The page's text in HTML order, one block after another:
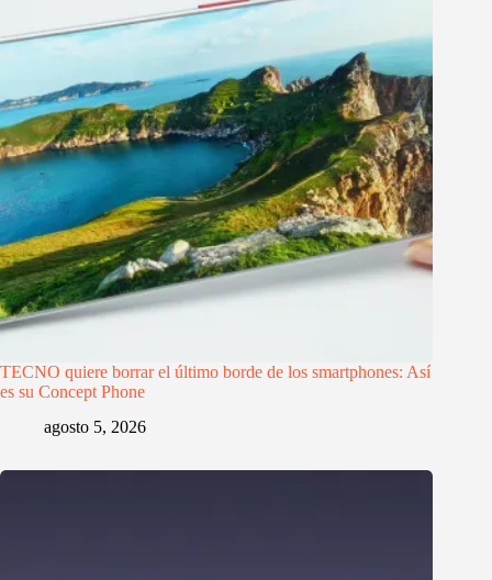
TECNO quiere borrar el último borde de los smartphones: Así
es su Concept Phone
agosto 5, 2026